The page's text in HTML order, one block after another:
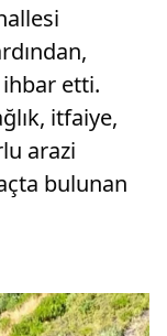
ihbar etti.
itfaiye,
arazi
bulunan